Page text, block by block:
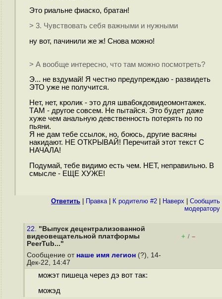
Это риальне фиаско, братан!
> 3. Чувствовать себя важными и нужными
ну вот, пачинили же ж! Снова можно!
> А вообще интересно, что там можно посмотреть?
Э... не вздумай! Я честно предупреждаю - развидеть
ЭТО уже не получится.
Нет, нет, кролик - это для шва6окдовидеомонтажек.
ТАМ - другое совсем. Не пытайся. Это будет даже
хуже чем анaльную девственность потерять по по
пьяни.
Я не дам тебе ссылок, но, боюсь, другие васяны
накидают. НЕ ОТКРЫВАЙ! Перечитай этот текст С
НАЧАЛА!
Подумай, тебе видимо есть чем. НЕТ, неправильно. В
смысле - ЕЩЕ ХУЖЕ!
Ответить Правка| К родителю #2 Наверх
Cообщить
модератору
22. "Выпуск децентрализованной
видеовещательной платформы
PeerTub..."
+ / –
Сообщение от наше имя легион (?), 14-
Дек-22, 14:47
можэт пишеца через дэ вот так:
можэд